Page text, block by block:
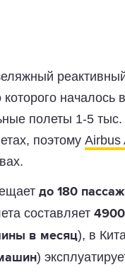
началось
полеты 1-5
поэтому Airbus
до 180
составляет
в месяц), в
)